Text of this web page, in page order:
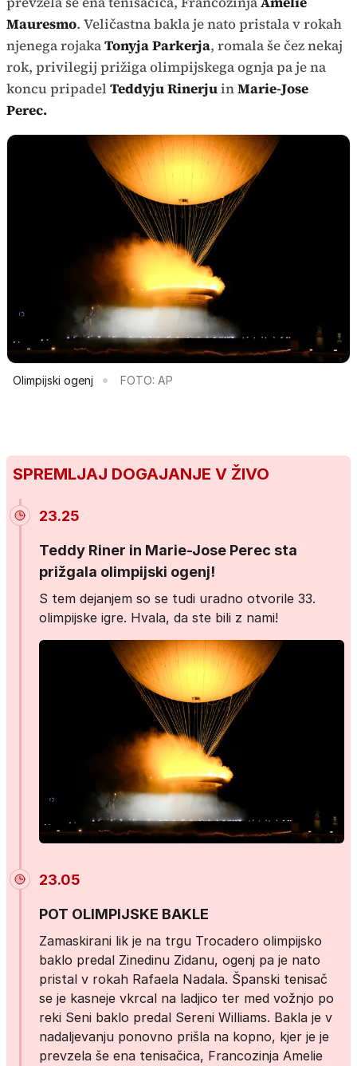
Mauresmo. Veličastna bakla je nato pristala v rokah
njenega rojakaTonyja Parkerja, romala še čez nekaj
rok, privilegij prižiga olimpijskega ognja pa je na
koncu pripadel Teddyju RinerjuinMarie-Jose
Perec.
Olimpijski ogenj FOTO: AP
SPREMLJAJ DOGAJANJE V ŽIVO
23.25
Teddy Riner in Marie-Jose Perec sta
prižgala olimpijski ogenj!
S tem dejanjem so se tudi uradno otvorile 33.
olimpijske igre. Hvala, da ste bili z nami!
23.05
POT OLIMPIJSKE BAKLE
Zamaskirani lik je na trgu Trocadero olimpijsko
baklo predal Zinedinu Zidanu, ogenj pa je nato
pristal v rokah Rafaela Nadala. Španski tenisač
se je kasneje vkrcal na ladjico ter med vožnjo po
reki Seni baklo predal Sereni Williams. Bakla je v
nadaljevanju ponovno prišla na kopno, kjer je je
prevzela še ena tenisačica, Francozinja Amelie